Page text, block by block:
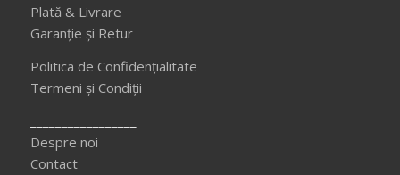
Plată & Livrare
Garanție și Retur
Politica de Confidențialitate
Termeni și Condiții
Despre noi
Contact